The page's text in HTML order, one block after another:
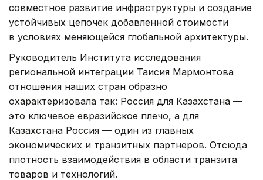
совместное развитие инфраструктуры и создание
устойчивых цепочек добавленной стоимости
в условиях меняющейся глобальной архитектуры.
Руководитель Института исследования
региональной интеграции Таисия Мармонтова
отношения наших стран образно
охарактеризовала так: Россия для Казахстана —
это ключевое евразийское плечо, а для
Казахстана Россия — один из главных
экономических и транзитных партнеров. Отсюда
плотность взаимодействия в области транзита
товаров и технологий.